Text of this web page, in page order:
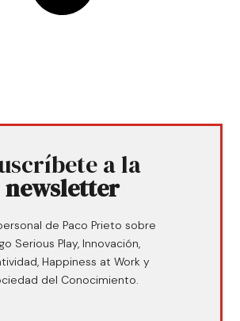
a la
newsletter
de Paco Prieto sobre
Serious Play, Innovación,
Happiness at Work y
del Conocimiento.